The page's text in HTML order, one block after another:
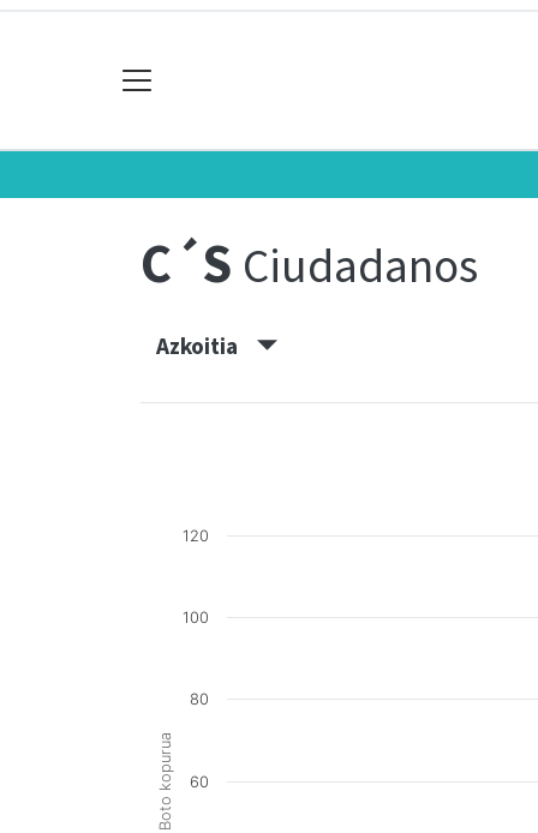
C´S Ciudadanos
Azkoitia
Boto kopurua 60
80
100
120